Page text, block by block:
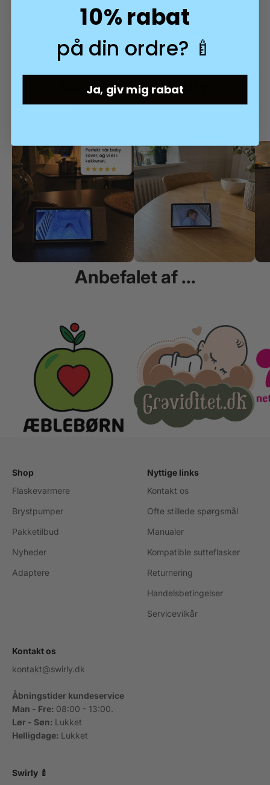
Vores community
20.000 + tilfredse kunder
Anbefalet af ...
Shop
Flaskevarmere
Brystpumper
Pakketilbud
Nyheder
Adaptere
Nyttige links
Kontakt os
Ofte stillede spørgsmål
Manualer
Kompatible sutteflasker
Returnering
Handelsbetingelser
Servicevilkår
Kontakt os
kontakt@swirly.dk
Åbningstider kundeservice
Man - Fre: 08:00 - 13:00.
Lør - Søn: Lukket
Helligdage: Lukket
Swirly 🍼
10% rabat
på din ordre? 🍼
Ja, giv mig rabat